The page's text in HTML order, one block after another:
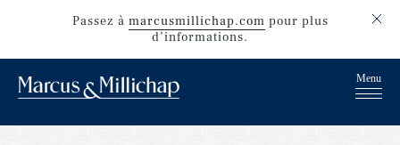
Passez à marcusmillichap.com pour plus
d’informations.